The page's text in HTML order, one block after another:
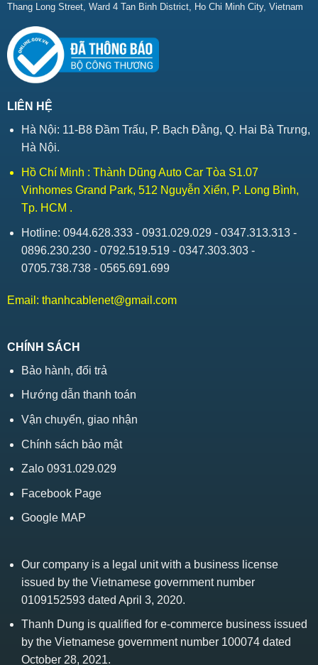
Thang Long Street, Ward 4 Tan Binh District, Ho Chi Minh City, Vietnam
LIÊN HỆ
Hà Nội: 11-B8 Đầm Trấu, P. Bạch Đằng, Q. Hai Bà Trưng,
Hà Nội.
Hồ Chí Minh : Thành Dũng Auto Car Tòa S1.07
Vinhomes Grand Park, 512 Nguyễn Xiển, P. Long Bình,
Tp. HCM .
Hotline: 0944.628.333 - 0931.029.029 - 0347.313.313 -
0896.230.230 - 0792.519.519 - 0347.303.303 -
0705.738.738 - 0565.691.699
Email: thanhcablenet@gmail.com
CHÍNH SÁCH
Bảo hành, đổi trả
Hướng dẫn thanh toán
Vận chuyển, giao nhận
Chính sách bảo mật
Zalo 0931.029.029
Facebook Page
Google MAP
Our company is a legal unit with a business license
issued by the Vietnamese government number
0109152593 dated April 3, 2020.
Thanh Dung is qualified for e-commerce business issued
by the Vietnamese government number 100074 dated
October 28, 2021.